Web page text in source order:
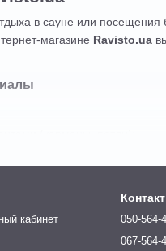
в сауне или
магазине Ravisto.ua
женские — с
и яркие оттенки.
кабинет
050-564-
067-564-